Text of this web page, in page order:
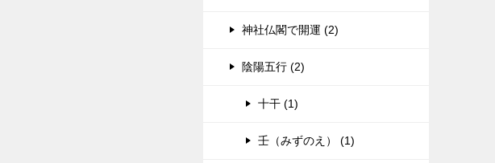
神社仏閣で開運 (2)
陰陽五行 (2)
十干 (1)
壬（みずのえ） (1)